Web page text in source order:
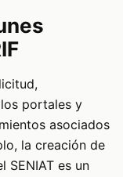
portales y
asociados
la creación de
SENIAT es un